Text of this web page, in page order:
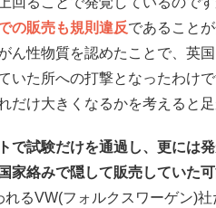
の販売も規則違反であること
ん性物質を認めたことで、英
いた所への打撃となったわけ
だけ大きくなるかを考えると
で試験だけを通過し、更には
家絡みで隠して販売していた
るVW(フォルクスワーゲン)